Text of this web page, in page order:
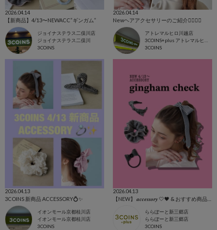
2026.04.14
【新商品】4/13〜NEWACC“ギンガム“
ジョイナステラス二俣川店
ジョイナステラス二俣川
3COINS
2026.04.14
Newヘアアクセサリーのご紹介💇🏼‍♀️✨
アトレマルヒロ川越店
3COINS
2026.04.13
3COINS 新商品 ACCESSORY💍✨
イオンモール京都桂川店
イオンモール京都桂川店
3COINS
2026.04.13
ららぽーと新三郷店
ららぽーと新三郷店
3COINS